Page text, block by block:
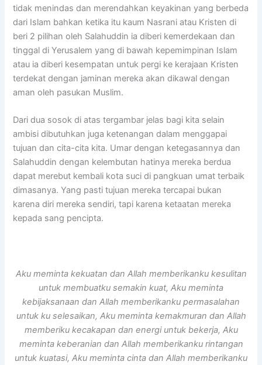
tidak menindas dan merendahkan keyakinan yang berbeda
dari Islam bahkan ketika itu kaum Nasrani atau Kristen di
beri 2 pilihan oleh Salahuddin ia diberi kemerdekaan dan
tinggal di Yerusalem yang di bawah kepemimpinan Islam
atau ia diberi kesempatan untuk pergi ke kerajaan Kristen
terdekat dengan jaminan mereka akan dikawal dengan
aman oleh pasukan Muslim.
Dari dua sosok di atas tergambar jelas bagi kita selain
ambisi dibutuhkan juga ketenangan dalam menggapai
tujuan dan cita-cita kita. Umar dengan ketegasannya dan
Salahuddin dengan kelembutan hatinya mereka berdua
dapat merebut kembali kota suci di pangkuan umat terbaik
dimasanya. Yang pasti tujuan mereka tercapai bukan
karena diri mereka sendiri, tapi karena ketaatan mereka
kepada sang pencipta.
Aku meminta kekuatan dan Allah memberikanku kesulitan
untuk membuatku semakin kuat, Aku meminta
kebijaksanaan dan Allah memberikanku permasalahan
untuk ku selesaikan, Aku meminta kemakmuran dan Allah
memberiku kecakapan dan energi untuk bekerja, Aku
meminta keberanian dan Allah memberikanku rintangan
untuk kuatasi, Aku meminta cinta dan Allah memberikanku